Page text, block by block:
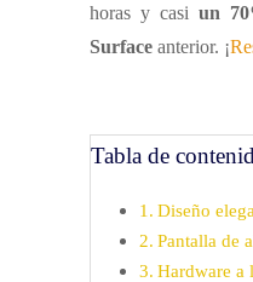
horas y casi un
Surface anterior. ¡
Tabla de
Diseño
Pantalla de
Hardware a